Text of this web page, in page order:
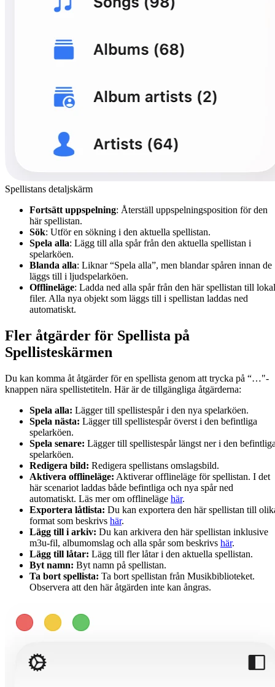
Spellistans detaljskärm
Fortsätt uppspelning: Återställ uppspelningsposition för den
här spellistan.
Sök: Utför en sökning i den aktuella spellistan.
Spela alla: Lägg till alla spår från den aktuella spellistan i
spelarköen.
Blanda alla: Liknar “Spela alla”, men blandar spåren innan de
läggs till i ljudspelarköen.
Offlineläge: Ladda ned alla spår från den här spellistan till
filer. Alla nya objekt som läggs till i spellistan laddas ned
automatiskt.
Fler åtgärder för Spellista på
Spellisteskärmen
Du kan komma åt åtgärder för en spellista genom att trycka på “…"-
knappen nära spellistetiteln. Här är de tillgängliga åtgärderna:
Spela alla: Lägger till spellistespår i den nya spelarköen.
Spela nästa: Lägger till spellistespår överst i den befintliga
spelarköen.
Spela senare: Lägger till spellistespår längst ner i den
spelarköen.
Redigera bild: Redigera spellistans omslagsbild.
Aktivera offlineläge: Aktiverar offlineläge för spellistan. I det
här scenariot laddas både befintliga och nya spår ned
automatiskt. Läs mer om offlineläge här.
Exportera låtlista: Du kan exportera den här spellistan till
format som beskrivs här.
Lägg till i arkiv: Du kan arkivera den här spellistan inklusive
m3u-fil, albumomslag och alla spår som beskrivs här.
Lägg till låtar: Lägg till fler låtar i den aktuella spellistan.
Byt namn: Byt namn på spellistan.
Ta bort spellista: Ta bort spellistan från Musikbiblioteket.
Observera att den här åtgärden inte kan ångras.